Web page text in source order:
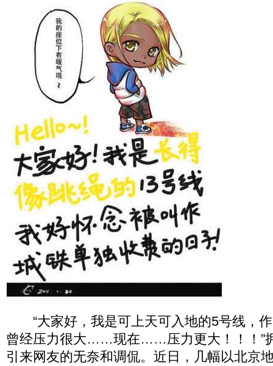
“大家好，我是可上天可入地的5号线，作
曾经压力很大……现在……压力更大！！！”
引来网友的无奈和调侃。近日，几幅以北京